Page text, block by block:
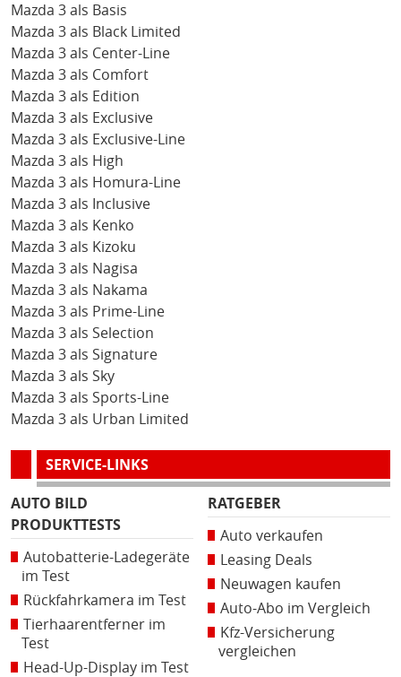
Mazda 3 als Basis
Mazda 3 als Black Limited
Mazda 3 als Center-Line
Mazda 3 als Comfort
Mazda 3 als Edition
Mazda 3 als Exclusive
Mazda 3 als Exclusive-Line
Mazda 3 als High
Mazda 3 als Homura-Line
Mazda 3 als Inclusive
Mazda 3 als Kenko
Mazda 3 als Kizoku
Mazda 3 als Nagisa
Mazda 3 als Nakama
Mazda 3 als Prime-Line
Mazda 3 als Selection
Mazda 3 als Signature
Mazda 3 als Sky
Mazda 3 als Sports-Line
Mazda 3 als Urban Limited
SERVICE-LINKS
AUTO BILD
PRODUKTTESTS
Autobatterie-Ladegeräte
im Test
Rückfahrkamera im Test
Tierhaarentferner im
Test
Head-Up-Display im Test
RATGEBER
Auto verkaufen
Leasing Deals
Neuwagen kaufen
Auto-Abo im Vergleich
Kfz-Versicherung
vergleichen